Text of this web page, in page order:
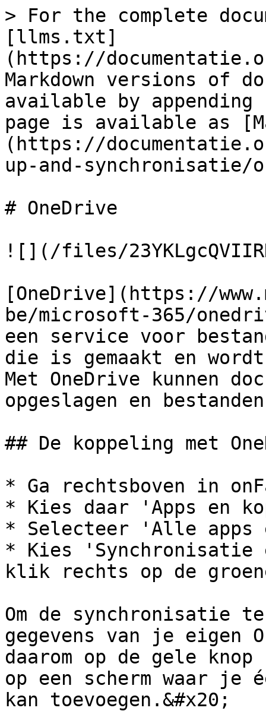
> For the complete
[llms.txt]
(https://
Markdown versions of
available by
page is available as
(https://
up-and-synchronisatie/
# OneDrive
![](/files/
[OneDrive](https://
be/microsoft-365/
een service voor
die is gemaakt en
Met OneDrive kunnen
opgeslagen en
## De koppeling met
* Ga rechtsboven in
* Kies daar 'Apps en
* Selecteer 'Alle apps
* Kies 'Synchronisatie
klik rechts op de
Om de synchronisatie
gegevens van je eigen
daarom op de gele
op een scherm waar je
kan toevoegen.&#x20;